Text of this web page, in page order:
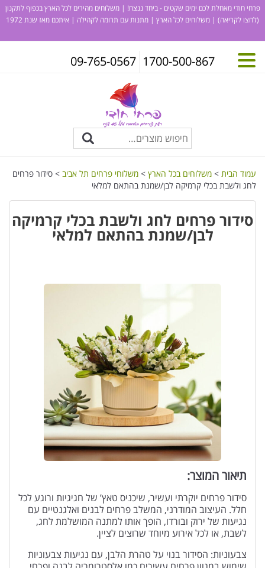
פרחי חודי מאחלת לכם ימים שקטים - ביחד ננצח! | משלוחים מהירים לכל הארץ בכפוף לתקנון
(לחצו לקריאה) | משלוחים לכל הארץ | מתנות עם תרומה לקהילה | איתכם מאז שנת 1972
1700-500-867
09-765-0567
עמוד הבית > משלוחים בכל הארץ > משלוחי פרחים תל אביב > סידור פרחים
לחג ולשבת בכלי קרמיקה לבן/שמנת בהתאם למלאי
סידור פרחים לחג ולשבת בכלי קרמיקה
לבן/שמנת בהתאם למלאי
תיאור המוצר:
סידור פרחים יוקרתי ועשיר, שיכניס טאץ’ של חגיגיות ורוגע לכל
חלל. העיצוב המודרני, המשלב פרחים לבנים ואלגנטיים עם
נגיעות של ירוק ובורדו, הופך אותו למתנה המושלמת לחג,
לשבת, או לכל אירוע מיוחד שרוצים לציין.
צבעוניות: הסידור בנוי על טהרת הלבן, עם נגיעות צבעוניות